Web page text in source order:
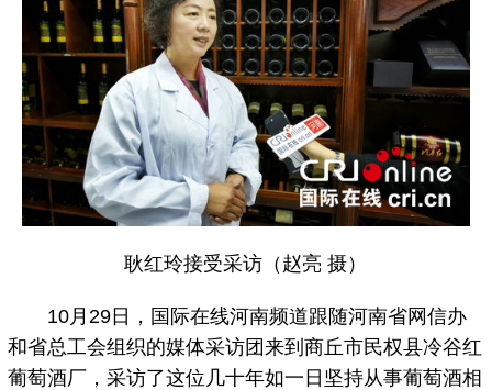
耿红玲接受采访（赵亮 摄）
10月29日，国际在线河南频道跟随河南省网信办
和省总工会组织的媒体采访团来到商丘市民权县冷谷红
葡萄酒厂，采访了这位几十年如一日坚持从事葡萄酒相